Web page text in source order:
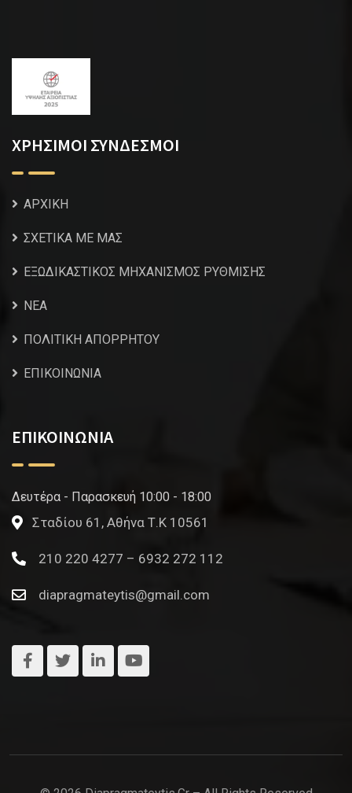
ΧΡΗΣΙΜΟΙ ΣΥΝΔΕΣΜΟΙ
ΑΡΧΙΚΗ
ΣΧΕΤΙΚΑ ΜΕ ΜΑΣ
ΕΞΩΔΙΚΑΣΤΙΚΟΣ ΜΗΧΑΝΙΣΜΟΣ ΡΥΘΜΙΣΗΣ
NEA
ΠΟΛΙΤΙΚΗ ΑΠΟΡΡΗΤΟΥ
ΕΠΙΚΟΙΝΩΝΙΑ
ΕΠΙΚΟΙΝΩΝΙΑ
Δευτέρα - Παρασκευή 10:00 - 18:00
Σταδίου 61, Αθήνα Τ.Κ 10561
210 220 4277 – 6932 272 112
diapragmateytis@gmail.com